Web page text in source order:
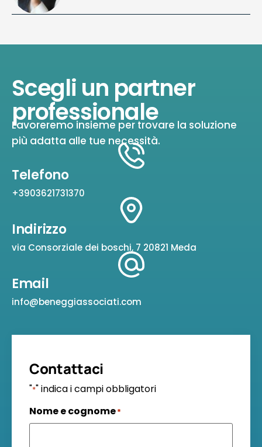
Scegli un partner
professionale
Lavoreremo insieme per trovare la soluzione
più adatta alle tue necessità.
Telefono
+3903621731370
Indirizzo
via Consorziale dei boschi, 7 20821 Meda
Email
info@beneggiassociati.com
Contattaci
"*" indica i campi obbligatori
Nome e cognome*